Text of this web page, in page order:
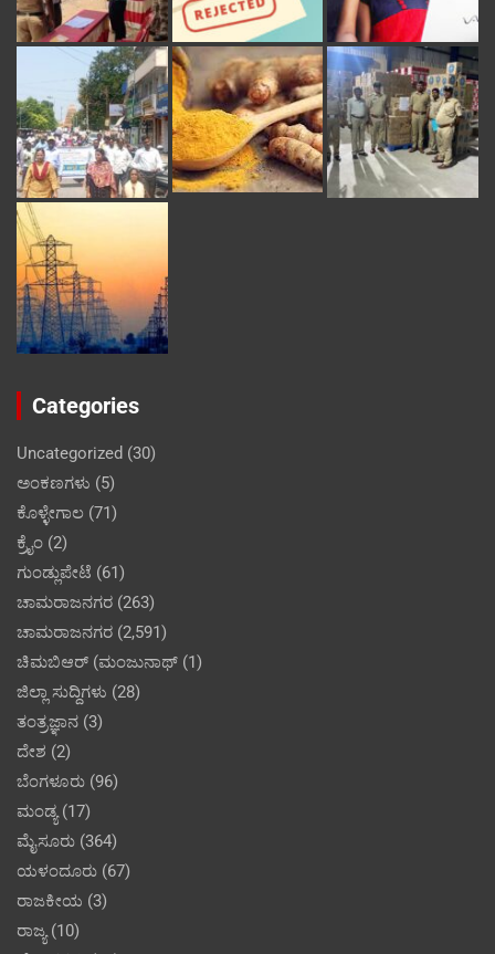
Categories
Uncategorized (30)
ಅಂಕಣಗಳು (5)
ಕೊಳ್ಳೇಗಾಲ (71)
ಕ್ರೈಂ (2)
ಗುಂಡ್ಲುಪೇಟೆ (61)
ಚಾಮರಾಜನಗರ (263)
ಚಾಮರಾಜನಗರ (2,591)
ಚಿಮಬಿಆರ್ (ಮಂಜುನಾಥ್ (1)
ಜಿಲ್ಲಾ ಸುದ್ದಿಗಳು (28)
ತಂತ್ರಜ್ಞಾನ (3)
ದೇಶ (2)
ಬೆಂಗಳೂರು (96)
ಮಂಡ್ಯ(17)
ಮೈಸೂರು (364)
ಯಳಂದೂರು (67)
ರಾಜಕೀಯ (3)
ರಾಜ್ಯ(10)